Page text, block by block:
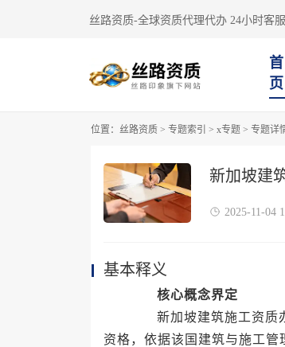
丝路资质-全球资质代理代办 24小时客服
首
页
位置： 丝路资质 > 专题索引 > x专题 > 专题详
新加坡建
2025-11-04
基本释义
核心概念界定
新加坡建筑施工资质办
资格，依据该国建筑与施工